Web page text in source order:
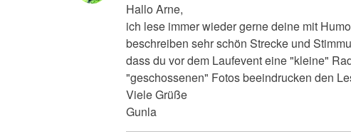
Hallo Arne,
ich lese immer wieder gerne deine mit
beschreiben sehr schön Strecke und
dass du vor dem Laufevent eine "kleine"
"geschossenen" Fotos beeindrucken den
Viele Grüße
Gunla